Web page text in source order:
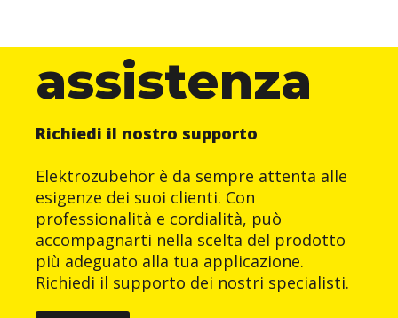
assistenza
Richiedi il nostro supporto
Elektrozubehör è da sempre attenta alle
esigenze dei suoi clienti. Con
professionalità e cordialità, può
accompagnarti nella scelta del prodotto
più adeguato alla tua applicazione.
Richiedi il supporto dei nostri specialisti.